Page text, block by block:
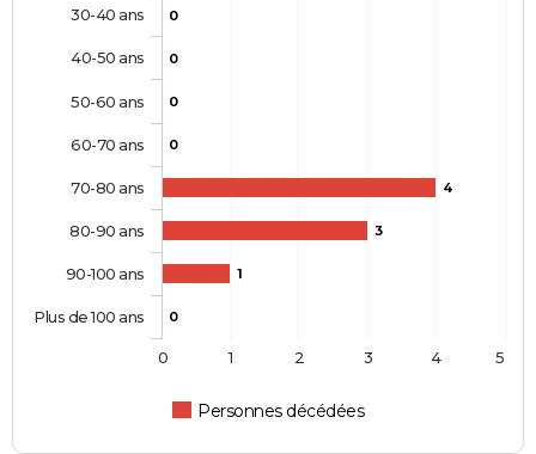
0
0
0
0
4
3
1
0
Personnes décédées
30-40 ans
40-50 ans
50-60 ans
60-70 ans
70-80 ans
80-90 ans
90-100 ans
Plus de 100 ans
0 1 2 3 4 5